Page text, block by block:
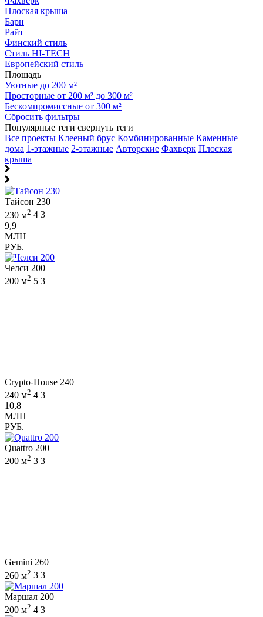
Плоская крыша
Барн
Райт
Финский стиль
Стиль HI-TECH
Европейский стиль
Площадь
Уютные до 200 м²
Просторные от 200 м² до 300 м²
Бескомпромиссные от 300 м²
Сбросить фильтры
Популярные теги свернуть теги
Все проекты Клееный брус Комбинированные Каменные
дома 1-этажные 2-этажные Авторские Фахверк Плоская
крыша
Тайсон 230
230 м2 4 3
9,9
МЛН
РУБ.
Челси 200
200 м2 5 3
Crypto-House 240
240 м2 4 3
10,8
МЛН
РУБ.
Quattro 200
200 м2 3 3
Gemini 260
260 м2 3 3
Маршал 200
200 м2 4 3